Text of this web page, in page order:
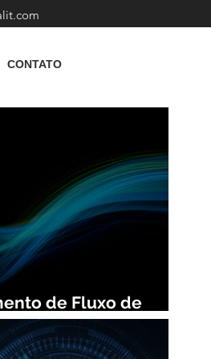
CONTATO
de Fluxo de
e Benefícios